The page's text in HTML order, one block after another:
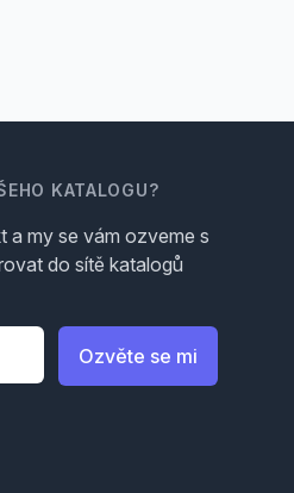
KATALOGU?
a my se vám ozveme s
do sítě katalogů
Ozvěte se mi